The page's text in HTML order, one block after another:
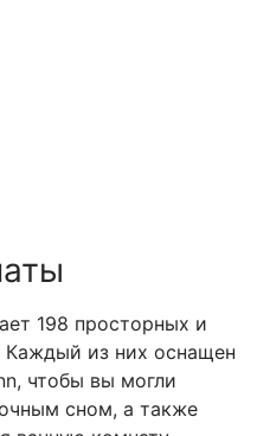
198 просторных и
из них оснащен
чтобы вы могли
сном, а также